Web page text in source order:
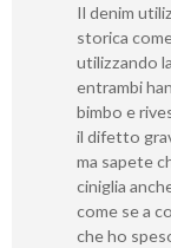
Il denim
storica
utilizzando
entrambi
bimbo e
il difetto
ma sapete
ciniglia
come se a
che ho